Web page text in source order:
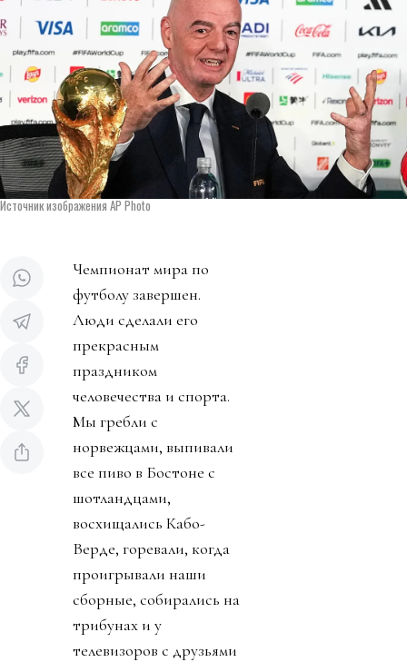
Источник изображения AP Photo
Чемпионат мира по
футболу завершен.
Люди сделали его
прекрасным
праздником
человечества и спорта.
Мы гребли с
норвежцами, выпивали
все пиво в Бостоне с
шотландцами,
восхищались Кабо-
Верде, горевали, когда
проигрывали наши
сборные, собирались на
трибунах и у
телевизоров с друзьями